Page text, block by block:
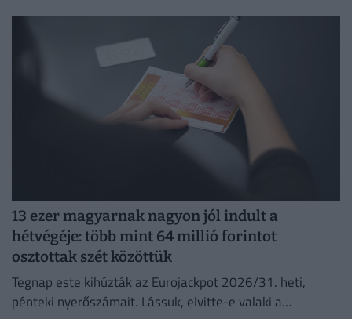
13 ezer magyarnak nagyon jól indult a
hétvégéje: több mint 64 millió forintot
osztottak szét közöttük
Tegnap este kihúzták az Eurojackpot 2026/31. heti,
pénteki nyerőszámait. Lássuk, elvitte-e valaki a